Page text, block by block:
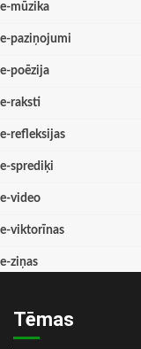
e-mūzika
e-paziņojumi
e-poēzija
e-raksti
e-refleksijas
e-sprediķi
e-video
e-viktorīnas
e-ziņas
Tēmas